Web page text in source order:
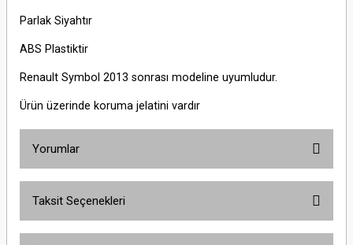
Parlak Siyahtır
ABS Plastiktir
Renault Symbol 2013 sonrası modeline uyumludur.
Ürün üzerinde koruma jelatini vardır
Yorumlar
Taksit Seçenekleri